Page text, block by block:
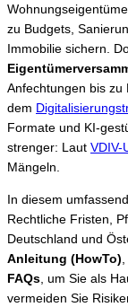
zu Budgets,
Immobilie sichern.
Anfechtungen bis
dem
Formate und KI-
strenger: Laut VDIV-
Mängeln.
In diesem
Rechtliche Fristen,
Deutschland und
Anleitung (HowTo)
FAQs , um Sie als
vermeiden Sie